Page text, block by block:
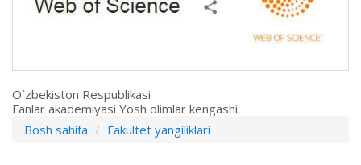
O`zbekiston Respublikasi
Fanlar akademiyasi Yosh olimlar kengashi
Bosh sahifa
Fakultet yangiliklari